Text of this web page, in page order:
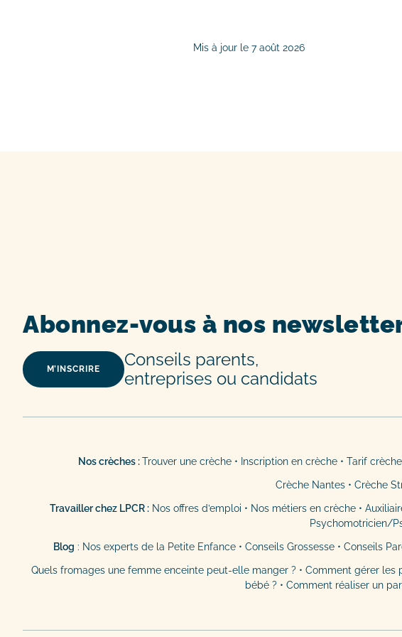
Mis à jour le 7 août 2026
Abonnez-vous à nos
M’INSCRIRE
Conseils parents,
entreprises ou candidats
Nos crèches :Trouver une crèche • Inscription en crèche • Tarif crèche
Crèche Nantes • Crèche
Travailler chez LPCR : Nos offres d’emploi • Nos métiers en crèche •
Psychomotricien/
Blog : Nos experts de la Petite Enfance • Conseils Grossesse • Conseils
Quels fromages une femme enceinte peut-elle manger ? • Comment gérer les
bébé ? • Comment réaliser un